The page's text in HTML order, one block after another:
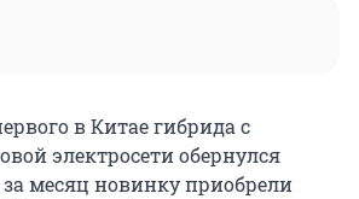
в Китае гибрида с
электросети обернулся
месяц новинку приобрели